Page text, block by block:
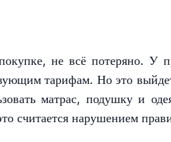
не всё потеряно. У
тарифам. Но это
матрас, подушку и
считается нарушением